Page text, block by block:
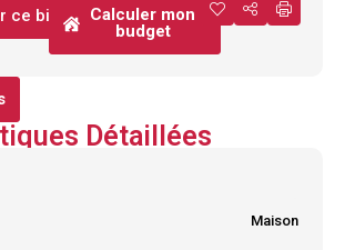
ce bien
Calculer mon
budget
Détaillées
Maison